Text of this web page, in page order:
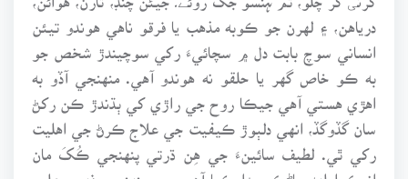
درياهن، ۽ لهرن جو ڪوبه مذهب يا فرقو ناهي هوندو تيئن
انساني سوچ بابت دل ۾ سچائيءَ رکي سوچيندڙ شخص جو
به ڪو خاص گهر يا حلقو نه هوندو آهي. منهنجي آڏو به
اهڙي هستي آهي جيڪا روح جي راڙي کي ٻڌندڙ ڪن رکڻ
سان گڏوگڏ، انهي دلٻوڙ ڪيفيت جي علاج ڪرڻ جي اهليت
رکي ٿي. لطيف سائينءَ جي هِن ڌرتي پنهنجي ڪُکَ مان
انيڪ املهه ماڻڪ پيدا ڪيا آهن. جن پنهنجي فهم، علم،